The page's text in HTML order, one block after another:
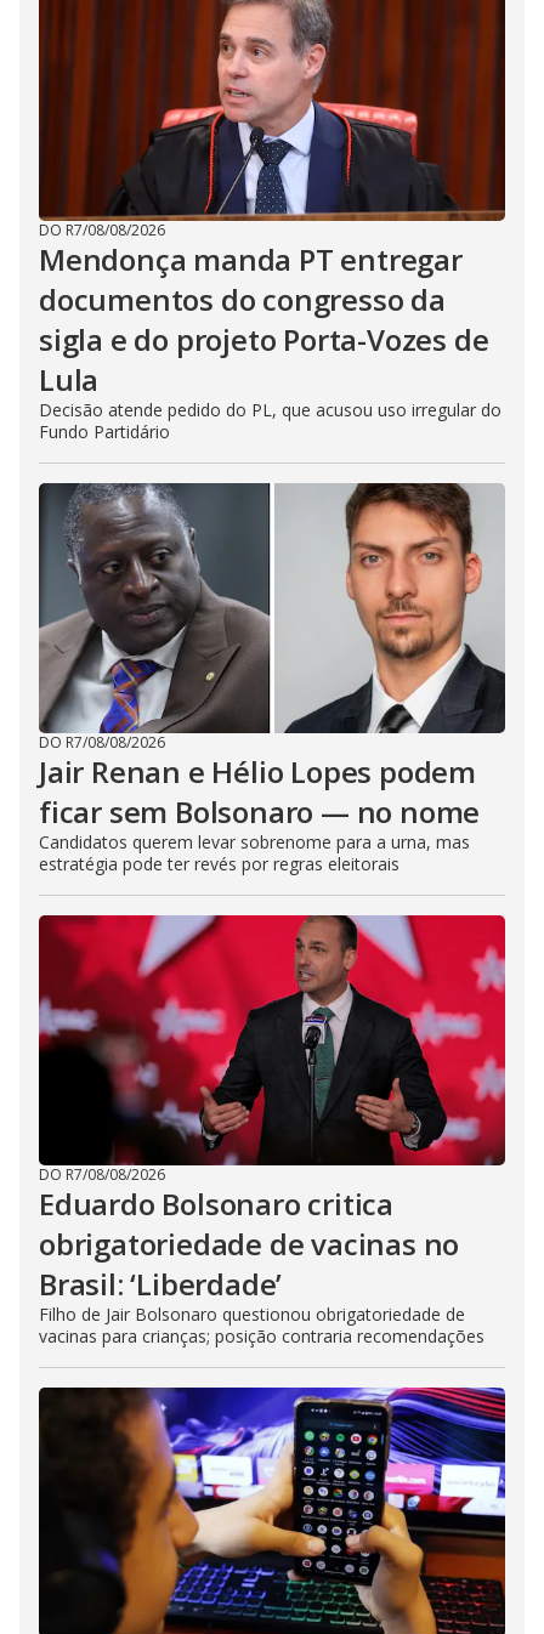
DO R7/08/08/2026
Mendonça manda PT entregar
documentos do congresso da
sigla e do projeto Porta-Vozes de
Lula
Decisão atende pedido do PL, que acusou uso irregular do
Fundo Partidário
DO R7/08/08/2026
Jair Renan e Hélio Lopes podem
ficar sem Bolsonaro — no nome
Candidatos querem levar sobrenome para a urna, mas
estratégia pode ter revés por regras eleitorais
DO R7/08/08/2026
Eduardo Bolsonaro critica
obrigatoriedade de vacinas no
Brasil: ‘Liberdade’
Filho de Jair Bolsonaro questionou obrigatoriedade de
vacinas para crianças; posição contraria recomendações